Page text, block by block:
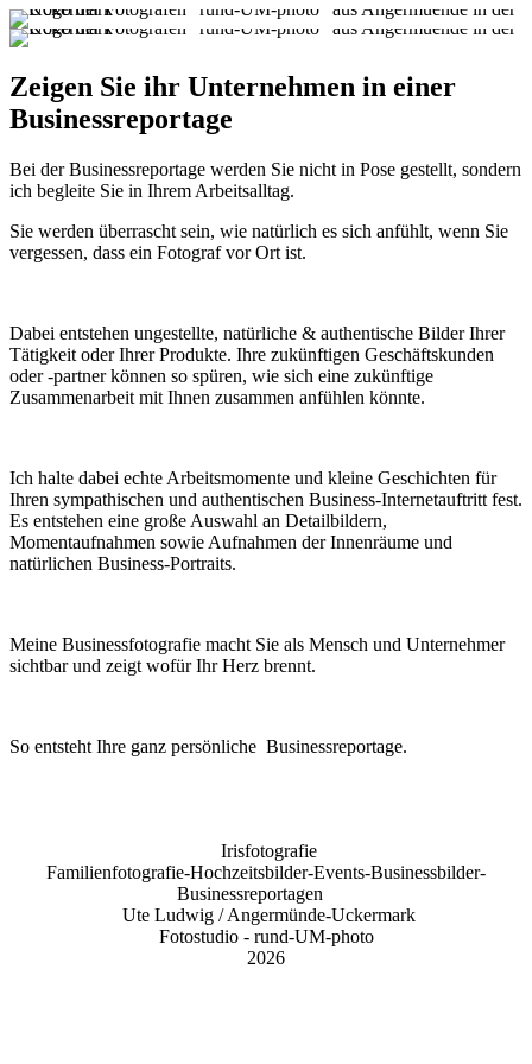
Zeigen Sie ihr Unternehmen in einer
Businessreportage
Bei der Businessreportage werden Sie nicht in Pose gestellt, sondern
ich begleite Sie in Ihrem Arbeitsalltag.
Sie werden überrascht sein, wie natürlich es sich anfühlt, wenn Sie
vergessen, dass ein Fotograf vor Ort ist.
Dabei entstehen ungestellte, natürliche & authentische Bilder Ihrer
Tätigkeit oder Ihrer Produkte. Ihre zukünftigen Geschäftskunden
oder -partner können so spüren, wie sich eine zukünftige
Zusammenarbeit mit Ihnen zusammen anfühlen könnte.
Ich halte dabei echte Arbeitsmomente und kleine Geschichten für
Ihren sympathischen und authentischen Business-Internetauftritt fest.
Es entstehen eine große Auswahl an Detailbildern,
Momentaufnahmen sowie Aufnahmen der Innenräume und
natürlichen Business-Portraits.
Meine Businessfotografie macht Sie als Mensch und Unternehmer
sichtbar und zeigt wofür Ihr Herz brennt.
So entsteht Ihre ganz persönliche Businessreportage.
Irisfotografie
Familienfotografie-Hochzeitsbilder-Events-Businessbilder-
Businessreportagen
Ute Ludwig / Angermünde-Uckermark
Fotostudio - rund-UM-photo
2026